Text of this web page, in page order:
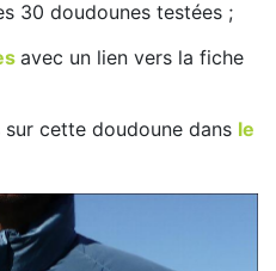
30 doudounes testées ;
avec un lien vers la fiche
cette doudoune dans le